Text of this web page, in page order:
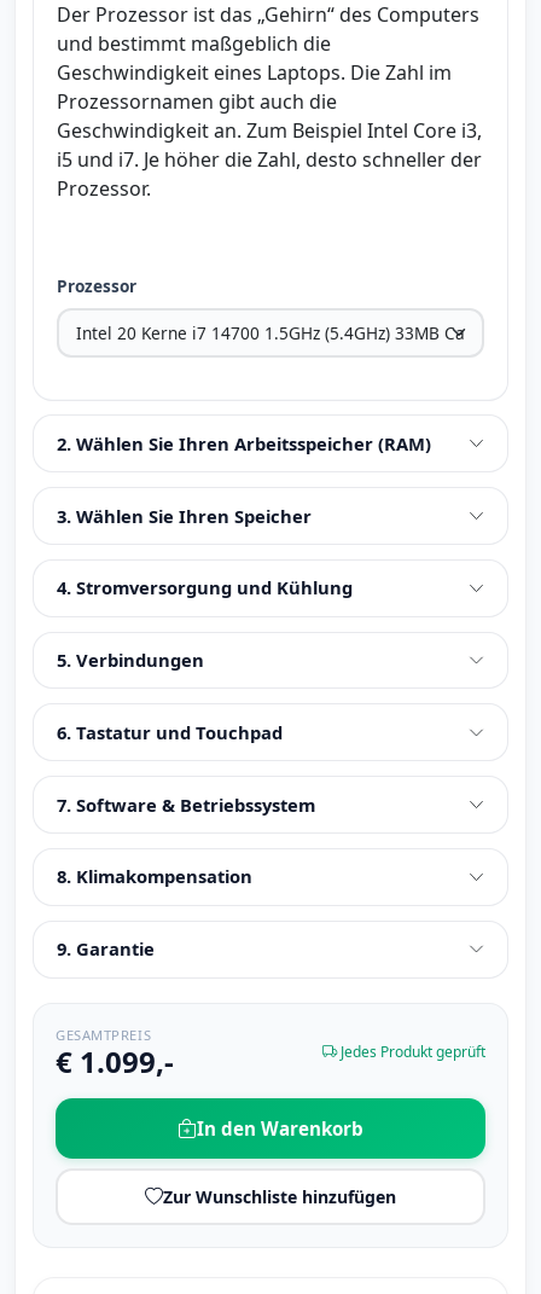
Der Prozessor ist das „Gehirn“ des Computers
und bestimmt maßgeblich die
Geschwindigkeit eines Laptops. Die Zahl im
Prozessornamen gibt auch die
Geschwindigkeit an. Zum Beispiel Intel Core i3,
i5 und i7. Je höher die Zahl, desto schneller der
Prozessor.
Prozessor
2. Wählen Sie Ihren Arbeitsspeicher (RAM)
3. Wählen Sie Ihren Speicher
4. Stromversorgung und Kühlung
5. Verbindungen
6. Tastatur und Touchpad
7. Software & Betriebssystem
8. Klimakompensation
9. Garantie
GESAMTPREIS
€ 1.099,- Jedes Produkt geprüft
In den Warenkorb
Zur Wunschliste hinzufügen